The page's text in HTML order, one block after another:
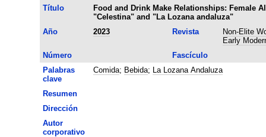
Título
Food and Drink Make Relationships: Female
"Celestina" and "La Lozana andaluza"
Año
2023 Revista
Non-Elite
Early
Número
Fascículo
Palabras
clave
Comida; Bebida; La Lozana Andaluza
Resumen
Dirección
Autor
corporativo